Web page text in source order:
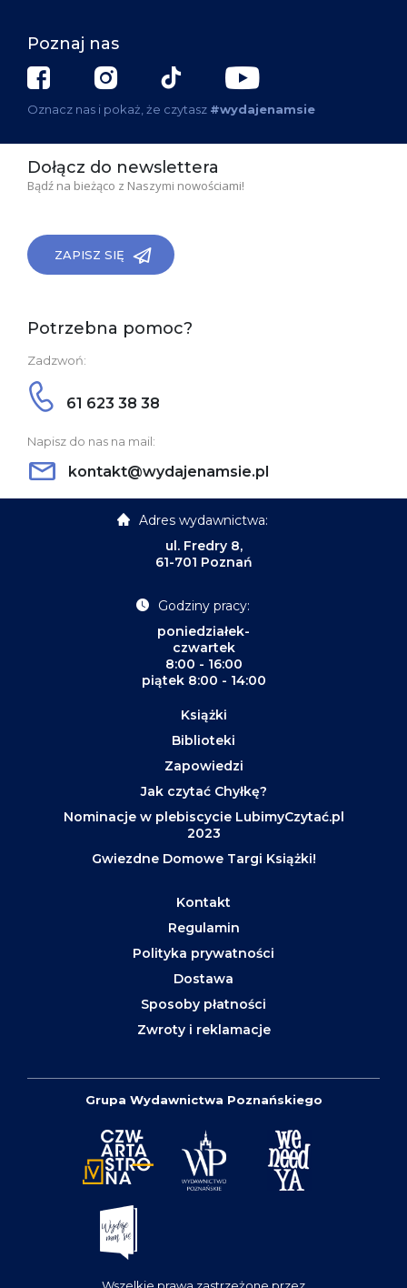
Poznaj nas
Oznacz nas i pokaż, że czytasz #wydajenamsie
Dołącz do newslettera
Bądź na bieżąco z Naszymi nowościami!
ZAPISZ SIĘ
Potrzebna pomoc?
Zadzwoń:
61 623 38 38
Napisz do nas na mail:
kontakt@wydajenamsie.pl
Adres wydawnictwa:
ul. Fredry 8,
61-701 Poznań
Godziny pracy:
poniedziałek-
czwartek
8:00 - 16:00
piątek 8:00 - 14:00
Książki
Biblioteki
Zapowiedzi
Jak czytać Chyłkę?
Nominacje w plebiscycie LubimyCzytać.pl
2023
Gwiezdne Domowe Targi Książki!
Kontakt
Regulamin
Polityka prywatności
Dostawa
Sposoby płatności
Zwroty i reklamacje
Grupa Wydawnictwa Poznańskiego